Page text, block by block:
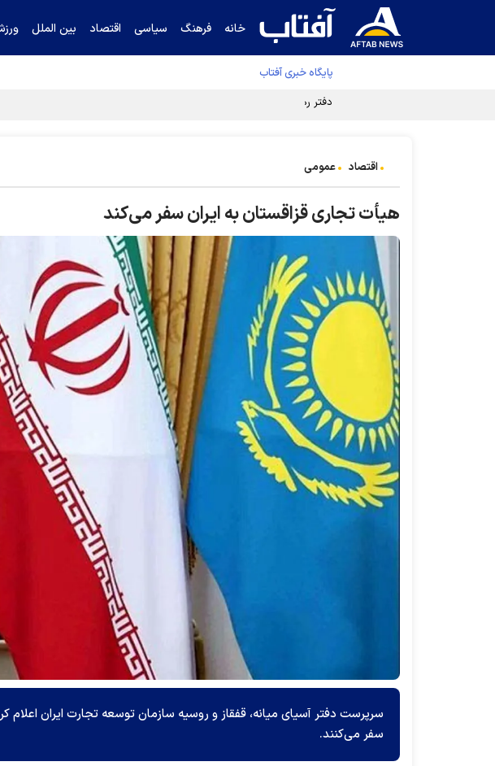
خانه فرهنگ سیاسی اقتصاد بین الملل
پایگاه خبری آفتاب
دفتر رهبر انقلاب ادعای خرازی درباره پزشکیان را تکذیب کرد
اقتصاد عمومی
هیأت تجاری قزاقستان به ایران سفر می‌کند
سرپرست دفتر آسیای میانه، قفقاز و روسیه سازمان توسعه تجارت ایران اعلام
سفر می‌کنند.